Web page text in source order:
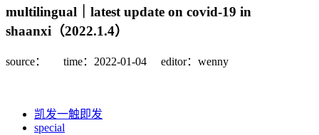
multilingual｜latest update on covid-19 in
shaanxi（2022.1.4）
source： time：2022-01-04 editor：wenny
凯发一触即发
special